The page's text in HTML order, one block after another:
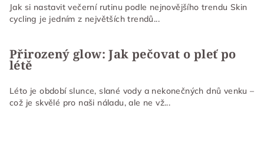
Jak si nastavit večerní rutinu podle nejnovějšího trendu Skin
cycling je jedním z největších trendů...
Přirozený glow: Jak pečovat o pleť po
létě
Léto je období slunce, slané vody a nekonečných dnů venku –
což je skvělé pro naši náladu, ale ne vž...